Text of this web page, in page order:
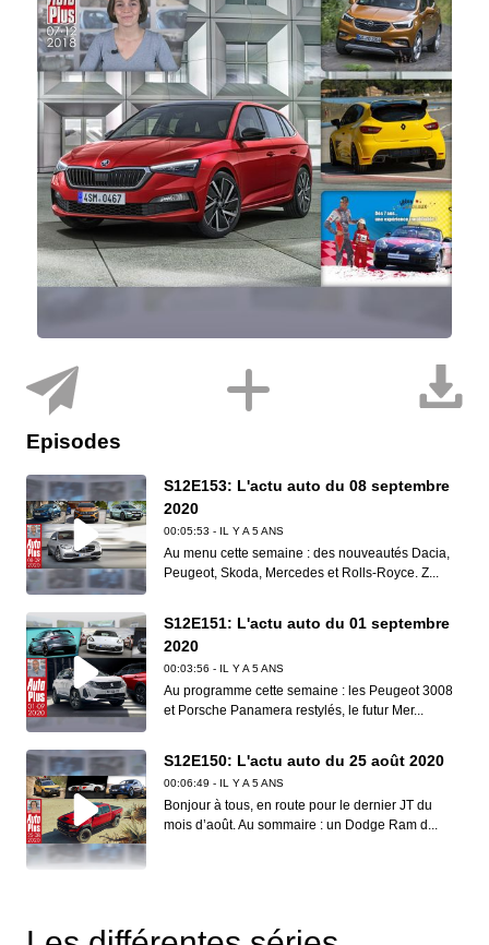
Episodes
S12E153: L'actu auto du 08 septembre
2020
00:05:53 - IL Y A 5 ANS
Au menu cette semaine : des nouveautés Dacia,
Peugeot, Skoda, Mercedes et Rolls-Royce. Z...
S12E151: L'actu auto du 01 septembre
2020
00:03:56 - IL Y A 5 ANS
Au programme cette semaine : les Peugeot 3008
et Porsche Panamera restylés, le futur Mer...
S12E150: L'actu auto du 25 août 2020
00:06:49 - IL Y A 5 ANS
Bonjour à tous, en route pour le dernier JT du
mois d’août. Au sommaire : un Dodge Ram d...